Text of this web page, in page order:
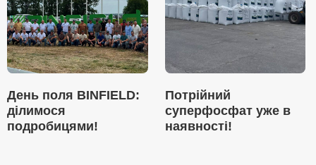
День поля BINFIELD:
ділимося
подробицями!
Потрійний
суперфосфат уже в
наявності!